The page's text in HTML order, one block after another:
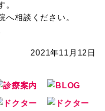
！
。
へ相談ください。
2021年11月12日